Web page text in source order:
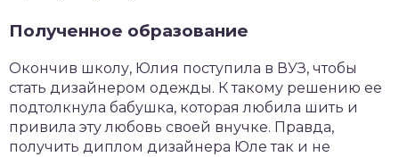
Полученное образование
Окончив школу, Юлия поступила в ВУЗ, чтобы
стать дизайнером одежды. К такому решению ее
подтолкнула бабушка, которая любила шить и
привила эту любовь своей внучке. Правда,
получить диплом дизайнера Юле так и не